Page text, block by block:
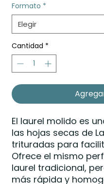
Formato *
Cantidad *
El laurel molido es
las hojas secas de
trituradas para
Ofrece el mismo
laurel tradicional,
más rápida y